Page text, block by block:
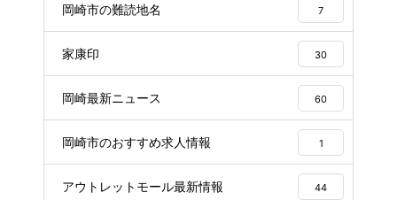
岡崎市の難読地名 7
家康印 30
岡崎最新ニュース 60
岡崎市のおすすめ求人情報 1
アウトレットモール最新情報 44